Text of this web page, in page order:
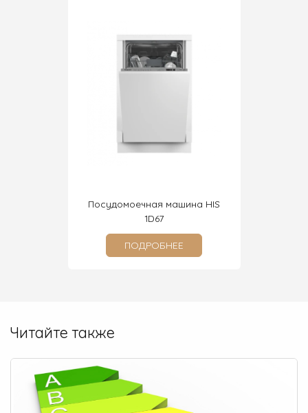
Посудомоечная машина HIS
1D67
ПОДРОБНЕЕ
Читайте также